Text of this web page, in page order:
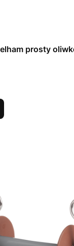
prosty